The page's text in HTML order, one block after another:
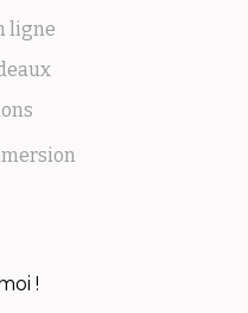
ligne
!